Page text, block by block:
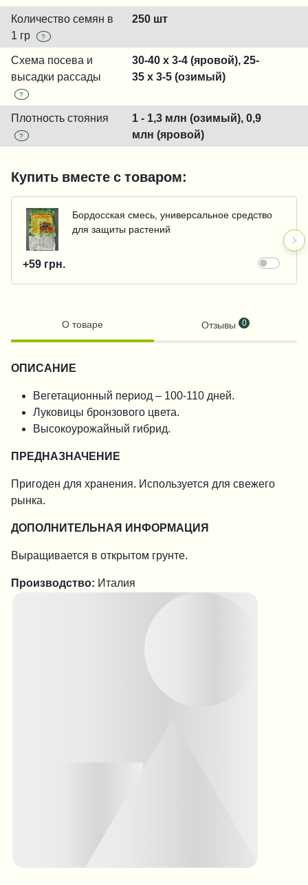
Количество семян в
1 гр
?
250 шт
Схема посева и
высадки рассады
?
30-40 x 3-4 (яровой), 25-
35 x 3-5 (озимый)
Плотность стояния
?
1 - 1,3 млн (озимый), 0,9
млн (яровой)
Купить вместе с товаром:
Бордосская смесь, универсальное средство
для защиты растений
+59 грн.
О товаре Отзывы 0
ОПИСАНИЕ
Вегетационный период – 100-110 дней.
Луковицы бронзового цвета.
Высокоурожайный гибрид.
ПРЕДНАЗНАЧЕНИЕ
Пригоден для хранения. Используется для свежего
рынка.
ДОПОЛНИТЕЛЬНАЯ ИНФОРМАЦИЯ
Выращивается в открытом грунте.
Производство: Италия